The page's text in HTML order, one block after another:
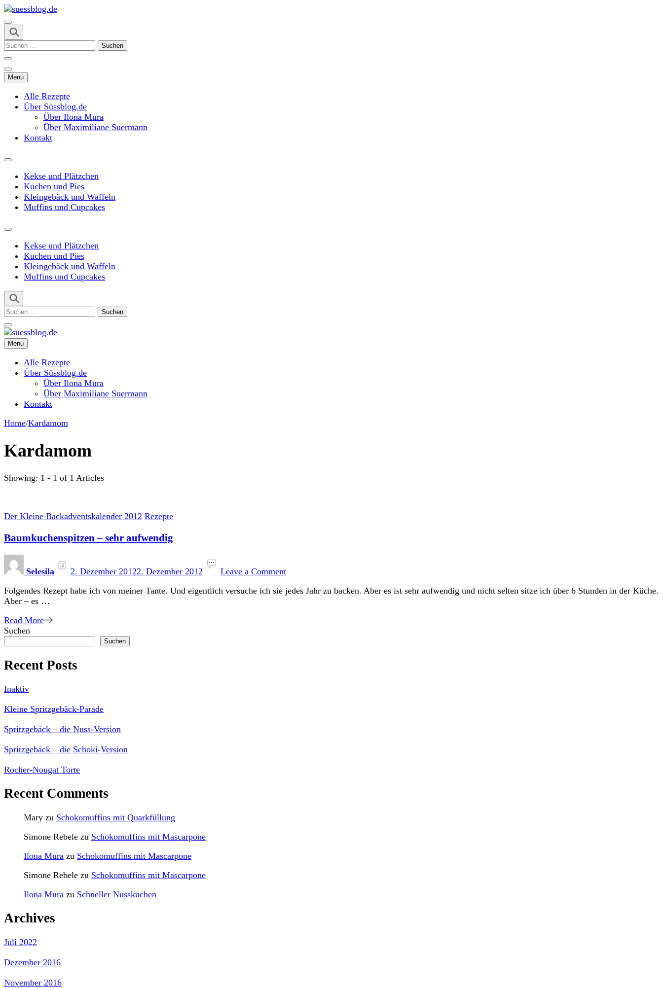
Skip
to
content
(Press
Enter)
suessblog.de
Suchen
Menu
Alle Rezepte
Über Süssblog.de
Über Ilona Mura
Über Maximiliane Suermann
Kontakt
Kekse und Plätzchen
Kuchen und Pies
Kleingebäck und Waffeln
Muffins und Cupcakes
Kekse und Plätzchen
Kuchen und Pies
Kleingebäck und Waffeln
Muffins und Cupcakes
Suchen
suessblog.de
Menu
Alle Rezepte
Über Süssblog.de
Über Ilona Mura
Über Maximiliane Suermann
Kontakt
Home/Kardamom
Kardamom
Showing: 1 - 1 of 1 Articles
Der Kleine Backadventskalender 2012 Rezepte
Baumkuchenspitzen – sehr aufwendig
Selesila 2. Dezember 20122. Dezember 2012 Leave a CommentBaumkuchenspitzen
sehr
Folgendes Rezept habe ich von meiner Tante. Und eigentlich versuche ich sie jedes Jahr zu backen. Aber es ist sehr aufwendig und nicht selten sitze ich über 6 Stunden in der Küche.
Aber – es …
Read More
Suchen
Suchen
Recent Posts
Inaktiv
Kleine Spritzgebäck-Parade
Spritzgebäck – die Nuss-Version
Spritzgebäck – die Schoki-Version
Rocher-Nougat Torte
Recent Comments
Mary zu Schokomuffins mit Quarkfüllung
Simone Rebele zu Schokomuffins mit Mascarpone
Ilona Mura zu Schokomuffins mit Mascarpone
Simone Rebele zu Schokomuffins mit Mascarpone
Ilona Mura zu Schneller Nusskuchen
Archives
Juli 2022
Dezember 2016
November 2016